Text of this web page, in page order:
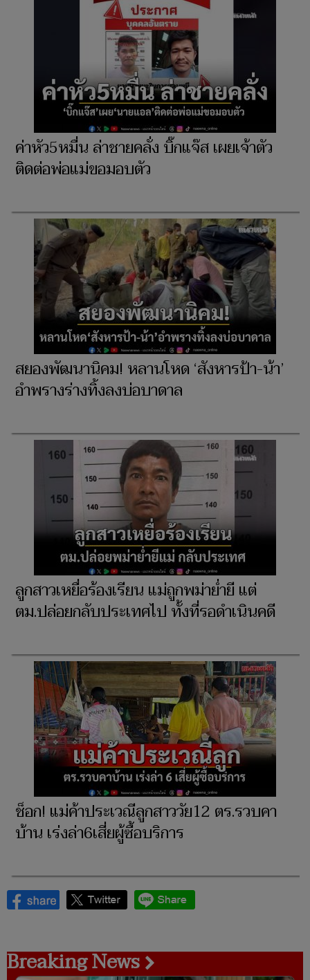
ค่าหัว5หมื่น ล่าชายคลั่ง บิ๊กแจ๊ส เผยเจ้าตัว
ติดต่อพ่อแม่ขอมอบตัว
สยองพัฒนานิคม! หลานโหด ‘สังหารป้า-น้า’
อำพรางร่างทิ้งลงบ่อบาดาล
ลูกสาวเหยื่อร้องเรียน แม่ถูกพม่าย่ำยี แต่
ตม.ปล่อยกลับประเทศไป ทั้งที่รอดำเนินคดี
ช็อก! แม่ค้าประเวณีลูกสาววัย12 ตร.รวบคา
บ้าน เร่งล่า6เสี่ยผู้ซื้อบริการ
Breaking News